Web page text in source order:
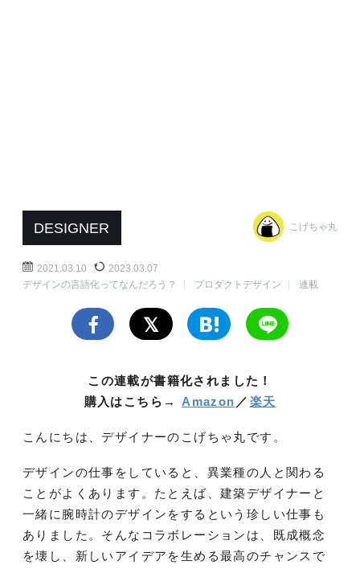
DESIGNER こげちゃ丸
2021.03.10
2023.03.07
デザインの言語化ってなんだろう？
プロダクトデザイン 連載
この連載が書籍化されました！
購入はこちら→
Amazon ／ 楽天
こんにちは、デザイナーのこげちゃ丸です。
デザインの仕事をしていると、異業種の人と関わる
ことがよくあります。たとえば、建築デザイナーと
一緒に腕時計のデザインをするという珍しい仕事も
ありました。そんなコラボレーションは、既成概念
を壊し、新しいアイデアを生める最高のチャンスで